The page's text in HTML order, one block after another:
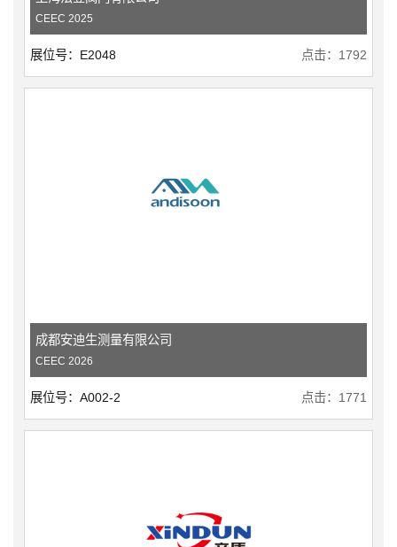
CEEC 2025
展位号：E2048 点击：1792
成都安迪生测量有限公司
CEEC 2026
展位号：A002-2 点击：1771